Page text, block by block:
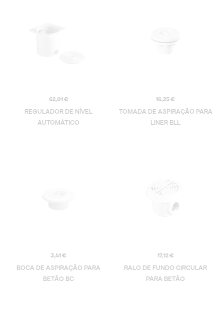
62,01€
REGULADOR DE NÍVEL
AUTOMÁTICO
16,25€
TOMADA DE ASPIRAÇÃO PARA
LINER BLL
3,41€
BOCA DE ASPIRAÇÃO PARA
BETÃO BC
17,12€
RALO DE FUNDO CIRCULAR
PARA BETÃO